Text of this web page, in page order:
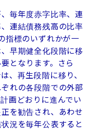
毎年度赤字比率、連
連結債務残高の比率
指標のいずれかが一
早期健全化段階に移
となります。さら
、再生段階に移り、
れの各段階での外部
画どおりに進んでい
を勧告され、あわせ
況を毎年公表すると